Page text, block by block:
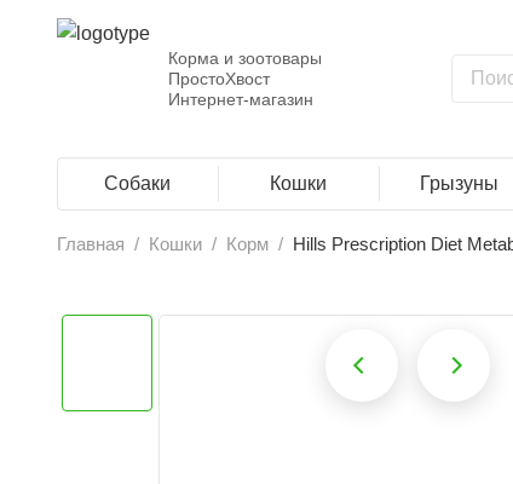
Корма и зоотовары
ПростоХвост
Интернет-магазин
Собаки Кошки Грызуны
Главная / Кошки / Корм / Hills Prescription Diet
‹ ›